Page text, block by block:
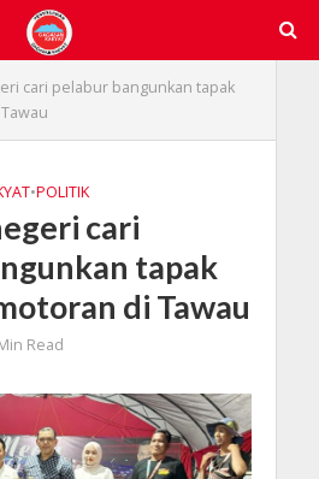
cari pelabur bangunkan tapak
•POLITIK
cari
tapak
di Tawau
Read